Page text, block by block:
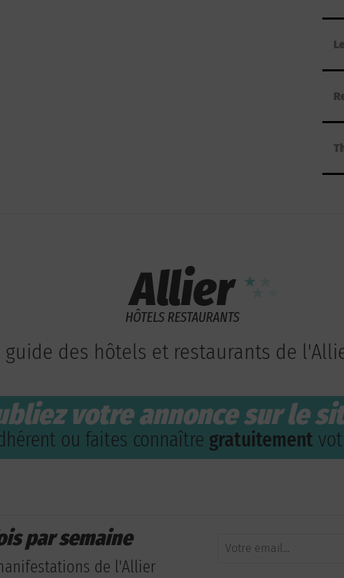
guide des hôtels et restaurants de
votre annonce sur le
ou faites connaître gratuitement
par semaine
de l'Allier